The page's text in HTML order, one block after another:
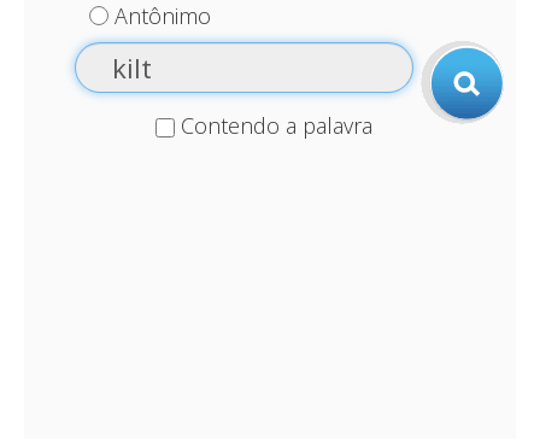
Antônimo
Contendo a palavra